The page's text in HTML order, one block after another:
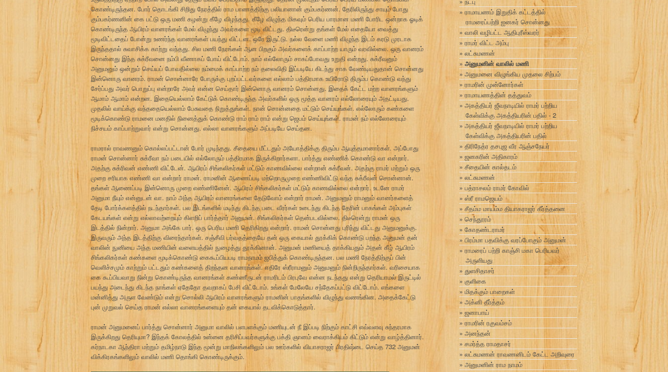
கொண்டிருந்தன. போர் தொடங்கி சிறிது நேரத்தில் ராம பாணத்திற்கு பலியானான் கும்பகர்ணன். தேரிலிருந்து சாயும் போது
கும்பகர்ணனின் கை பட்டு ஒரு மணி கழன்று கீழே விழந்தது. கீழே விழுந்த மிகவும் பெரிய பாரமான மணி போரிட ஒன்றாக ஓடிக்
கொண்டிருந்த ஆயிரம் வானரங்கள் மேல் விழுந்து அவர்களை மூடி விட்டது. திடீரென்று தங்கள் மேல் எதையோ வைத்து
மூடிவிட்டதைப் போன்று உணர்ந்த வானரங்கள் பயந்து விட்டன. ஒரே இருட்டு. நல்ல வேளை மணி விழுந்த இடம் கரடு முரடாக
இருந்ததால் சுவாசிக்க காற்று வந்தது. சில மணி நேரங்கள் ஆன பிறகும் அவர்களைக் காப்பாற்ற யாரும் வரவில்லை. ஒரு வானரம்
சொன்னது இந்த சுக்ரீவனை நம்பி வீணாகப் போய் விட்டோம். நாம் எல்லோரும் சாகப்போவது உறுதி என்றது. சுக்ரீவனும்
அனுமனும் ஒன்றும் செய்யப் போவதில்லை நம்மைக் காப்பாற்ற நம் தலைவிதி இப்படியே கிடந்து சாக வேண்டியதுதான் சொன்னது
இன்னொரு வானரம். ராமன் சொன்னாரே போருக்கு புறப்பட்டவர்களை எல்லாம் பத்திரமாக உயிரோடு திரும்ப கொண்டு வந்து
சேர்ப்பது அவர் பொறுப்பு என்றாரே அவர் என்ன செய்தார் இன்னொரு வானரம் சொன்னது. இதைக் கேட்ட மற்ற வானரங்களும்
ஆமாம் ஆமாம் என்றன. இதையெல்லாம் கேட்டுக் கொண்டிருந்த அவர்களில் ஒரு மூத்த வானரம் எல்லோரையும் அதட்டியது.
முதலில் வாய்க்கு வந்ததையெல்லாம் பேசுவதை நிறுத்துங்கள். நான் சொன்னதை மட்டும் செய்யுங்கள். எல்லோரும் கண்களை
மூடிக்கொண்டு ராமனை மனதில் நினைத்துக் கொண்டு ராம் ராம் ராம் என்று ஜெபம் செய்யுங்கள். ராமன் நம் எல்லோரையும்
நிச்சயம் காப்பாற்றுவார் என்று சொன்னது. எல்லா வானரங்களும் அப்படியே செய்தன.
ராமரால் ராவணனும் கொல்லப்பட்டான் போர் முடிந்தது. சீதையை மீட்டதும் அயோத்திக்கு திரும்ப ஆயுத்தமானார்கள். அப்போது
ராமன் சொன்னார் சுக்ரீவா நம் படையில் எல்லோரும் பத்திரமாக இருக்கிறார்களா. பார்த்து எண்ணிக் கொண்டு வா என்றார்.
அதற்கு சுக்ரிவன் எண்ணி விட்டேன். ஆயிரம் சிங்கலிகர்கள் மட்டும் காணவில்லை என்றான் சுக்ரீவன். அதற்கு ராமர் மற்றும் ஒரு
முறை சரியாக எண்ணி வா என்றார் ராமன். ராமனின் ஆணைப்படி மற்றொருமுறை எண்ணிவிட்டு வந்த சுக்ரீவன் சொன்னான்.
தங்கள் ஆணைப்படி இன்னொரு முறை எண்ணினேன். ஆயிரம் சிங்கலிகர்கள் மட்டும் காணவில்லை என்றார். உடனே ராமர்
அனுமா நீயும் என்னுடன் வா. நாம் அந்த ஆயிரம் வானரங்களை தேடுவோம் என்றார் ராமன். அனுமனும் ராமனும் வானர்களைத்
தேடி போர்க்களத்தில் நடந்தார்கள். பல இடங்களில் மடிந்து கிடந்த படை வீரர்கள் உடைந்து கிடந்த தேரின் பாகங்கள் அம்புகள்
கேடயங்கள் என்று எல்லாவற்றையும் கிளறிப் பார்த்தார் அனுமன். சிங்கலிகர்கள் தென்படவில்லை. திடீரென்று ராமன் ஒரு
இடத்தில் நின்றார். அனுமா அங்கே பார். ஒரு பெரிய மணி தெரிகிறது என்றார். ராமன் சொன்னது புரிந்து விட்டது அனுமனுக்கு.
இருவரும் அந்த இடத்திற்கு விரைந்தார்கள். சஞ்சீவி பர்வதத்தையே தன் ஒரு கையால் தூக்கிக் கொண்டு பறந்த அனுமன் தன்
வாலின் நுனியை அந்த மணியின் வளையத்தில் நுழைத்து தூக்கினான். அனுமன் மணியைத் தாக்கியதும் அதன் கீழ் ஆயிரம்
சிங்கலிகர்கள் கண்களை மூடிக்கொண்டு கைகூப்பியபடி ராமநாமம் ஜபித்துக் கொண்டிருந்தன. பல மணி நேரத்திற்குப் பின்
வெளிச்சமும் காற்றும் பட்டதும் கண்களைத் திறந்தன வானரங்கள். எதிரே ஸ்ரீராமனும் அனுமனும் நின்றிருந்தார்கள். வரிசையாக
கை கூப்பியவாறு நின்று கொண்டிருந்த வானரங்கள் கண்ணீருடன் ராமரிடம் பிரபுவே என்ன நடந்தது என்று தெரியாமல் இருட்டில்
பயந்து அடைந்து கிடந்த நாங்கள் ஏதேதோ தவறாகப் பேசி விட்டோம். உங்கள் மேலேயே சந்தேகப்பட்டு விட்டோம். எங்களை
மன்னித்து அருள வேண்டும் என்று சொல்லி ஆயிரம் வானரங்களும் ராமனின் பாதங்களில் விழுந்து வணங்கின. அதைக்கேட்டு
புன் முறுவல் செய்த ராமன் எல்லா வானரங்களையும் தன் கையால் தடவிக்கொடுத்தார்.
ராமன் அனுமனைப் பார்த்து சொன்னார் அனுமா வாலில் பளபளக்கும் மணியுடன் நீ இப்படி நிற்கும் காட்சி எவ்வளவு சுந்தரமாக
இருக்கிறது தெரியுமா? இந்தக் கோலத்தில் உன்னை தரிசிப்பவர்களுக்கு பக்தி ஞானம் வைராக்கியம் கிட்டும் என்று வாழ்த்தினார்.
கர்நாடகா ஆந்திரா மற்றும் தமிழ்நாடு இந்த மூன்று மாநிலங்களிலும் பல ஊர்களில் வியாசராஜர் பிரதிஷ்டை செய்த 732 அனுமன்
விக்கிரகங்களிலும் வாலில் மணி தொங்கி கொண்டிருக்கும்.
ராமாயணம் இறுதிக் கட்டத்தில்
ராமரைப்பற்றி ஐனகர் சொன்னது
வாலி வழிபட்ட ஆதிபுரீஸ்வரர்
ராமர் விட்ட அம்பு
லட்சுமணன்
அனுமனின் வாலில் மணி
அனுமனை விழுங்கிய முதலை சிற்பம்
ராமரின் முன்னோர்கள்
ராமாயணத்தின் தத்துவம்
அகத்தியர் ஜீவநாடியில் ராமர் பற்றிய
கேள்விக்கு அகத்தியரின் பதில் - 2
அகத்தியர் ஜீவநாடியில் ராமர் பற்றிய
கேள்விக்கு அகத்தியரின் பதில்
திரிநேத்ர தசபுஜ வீர ஆஞ்சநேயர்
ஜனகரின் அதிகாரம்
சீதையின் கால்தடம்
லட்சுமணன்
பத்ராசலம் ராமர் கோவில்
ஸ்ரீ ராமஜெயம்
சீதம்ம மாயம்ம தியாகராஜர் கீர்த்தனை
செந்தூரம்
கோதண்டராமர்
பிரம்மா பதவிக்கு வரப்போகும் அனுமன்
ராமரைப் பற்றி காஞ்சி மகா பெரியவர்
அருளியது
துளசிதாசர்
குளிகை
மிதக்கும் பாறைகள்
அக்னி தீர்த்தம்
ஜனாபாய்
ராமரின் ரகுவம்சம்
அனந்தன்
சமர்த்த ராமதாசர்
லட்சுமணன் ராவணனிடம் கேட்ட அறிவுரை
அனுமனின் ராம நாமம்